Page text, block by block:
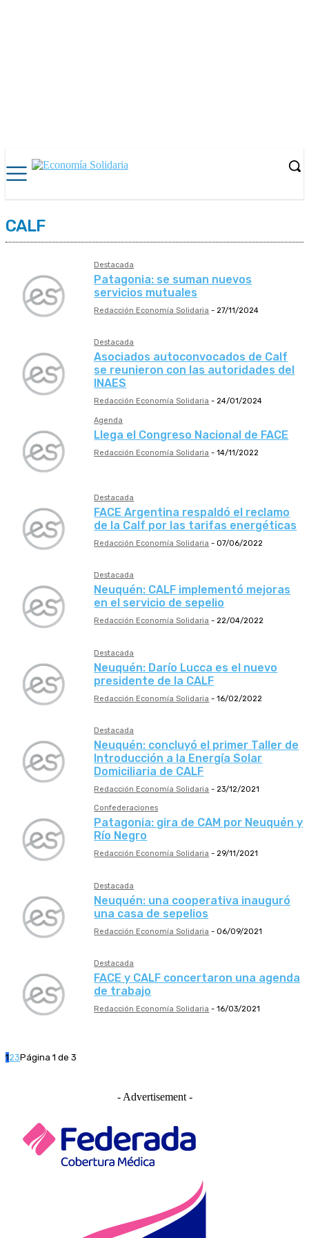
CALF
Destacada
Patagonia: se suman nuevos
servicios mutuales
Redacción Economía Solidaria - 27/11/2024
Destacada
Asociados autoconvocados de Calf
se reunieron con las autoridades del
INAES
Redacción Economía Solidaria - 24/01/2024
Agenda
Llega el Congreso Nacional de FACE
Redacción Economía Solidaria - 14/11/2022
Destacada
FACE Argentina respaldó el reclamo
de la Calf por las tarifas energéticas
Redacción Economía Solidaria - 07/06/2022
Destacada
Neuquén: CALF implementó mejoras
en el servicio de sepelio
Redacción Economía Solidaria - 22/04/2022
Destacada
Neuquén: Darío Lucca es el nuevo
presidente de la CALF
Redacción Economía Solidaria - 16/02/2022
Destacada
Neuquén: concluyó el primer Taller de
Introducción a la Energía Solar
Domiciliaria de CALF
Redacción Economía Solidaria - 23/12/2021
Confederaciones
Patagonia: gira de CAM por Neuquén y
Río Negro
Redacción Economía Solidaria - 29/11/2021
Destacada
Neuquén: una cooperativa inauguró
una casa de sepelios
Redacción Economía Solidaria - 06/09/2021
Destacada
FACE y CALF concertaron una agenda
de trabajo
Redacción Economía Solidaria - 16/03/2021
123Página 1 de 3
- Advertisement -